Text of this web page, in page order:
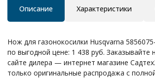
Описание Характеристики
Нож для газонокосилки Husqvarna
по выгодной цене: 1 438 руб. Заказывайте
сайте дилера — интернет магазине
только оригинальные распродажа с